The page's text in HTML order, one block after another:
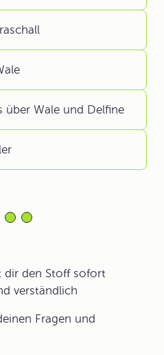
über Wale und Delfine
dir den Stoff sofort
verständlich
Fragen und